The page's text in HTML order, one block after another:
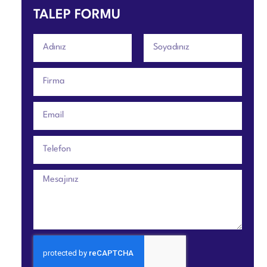
TALEP FORMU